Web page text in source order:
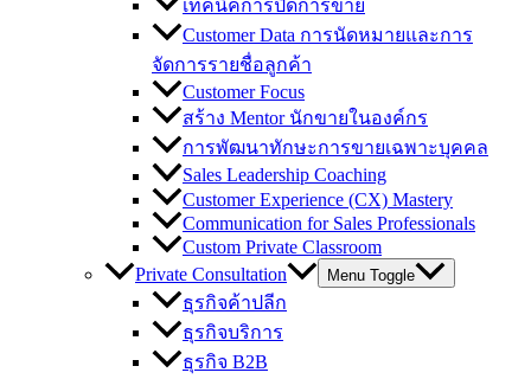
เทคนิคการปิดการขาย
Customer Data การนัดหมายและการ
จัดการรายชื่อลูกค้า
Customer Focus
สร้าง Mentor นักขายในองค์กร
การพัฒนาทักษะการขายเฉพาะบุคคล
Sales Leadership Coaching
Customer Experience (CX) Mastery
Communication for Sales Professionals
Custom Private Classroom
Private Consultation
Menu Toggle
ธุรกิจค้าปลีก
ธุรกิจบริการ
ธุรกิจ B2B